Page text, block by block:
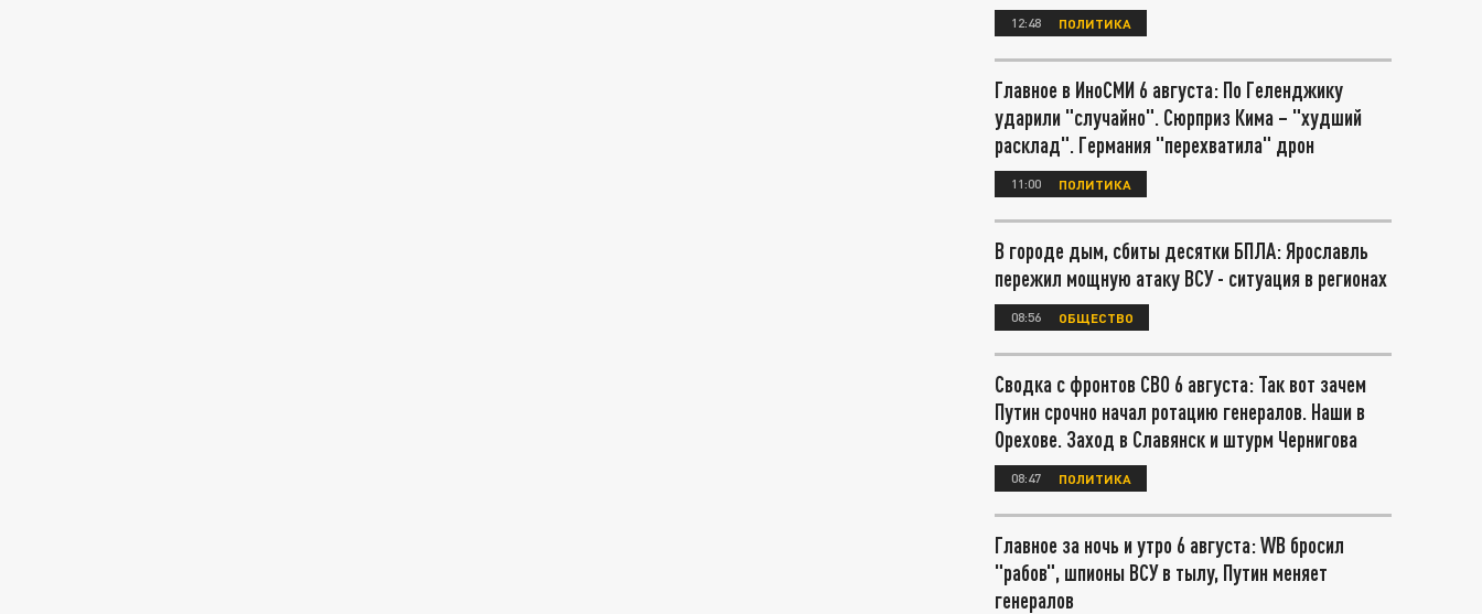
12:48 ПОЛИТИКА
Главное в ИноСМИ 6 августа: По Геленджику
ударили "случайно". Сюрприз Кима – "худший
расклад". Германия "перехватила" дрон
11:00 ПОЛИТИКА
В городе дым, сбиты десятки БПЛА: Ярославль
пережил мощную атаку ВСУ - ситуация в регионах
08:56 ОБЩЕСТВО
Сводка с фронтов СВО 6 августа: Так вот зачем
Путин срочно начал ротацию генералов. Наши в
Орехове. Заход в Славянск и штурм Чернигова
08:47 ПОЛИТИКА
Главное за ночь и утро 6 августа: WB бросил
"рабов", шпионы ВСУ в тылу, Путин меняет
генералов